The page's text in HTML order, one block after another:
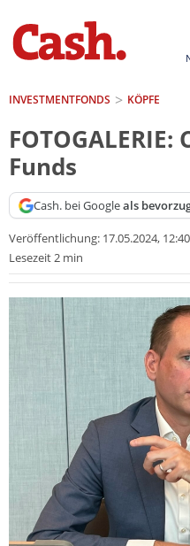
INVESTMENTFONDS KÖPFE
FOTOGALERIE:
Funds
Cash. bei Googleals
Veröffentlichung: 17.05.2024,
Lesezeit 2 min